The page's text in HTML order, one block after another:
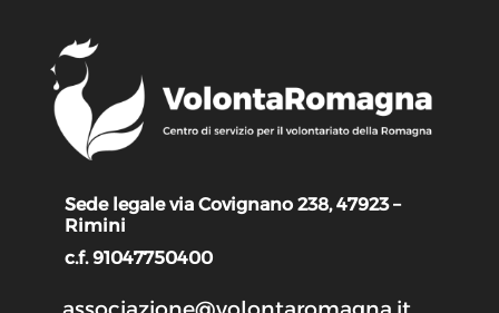
Sede legale via Covignano 238, 47923 –
Rimini
c.f. 91047750400